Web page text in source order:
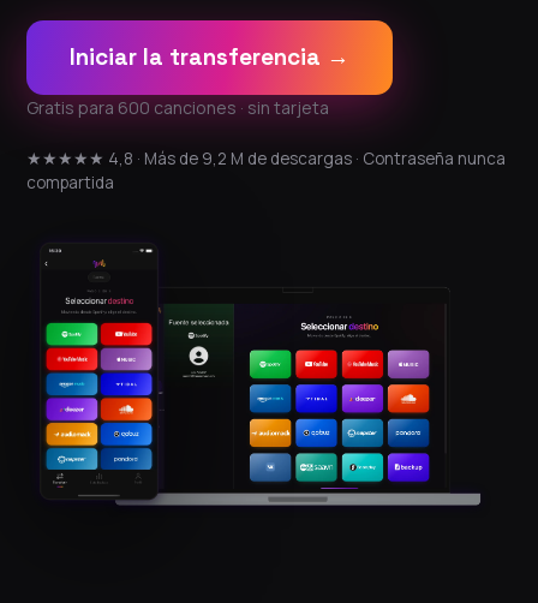
Iniciar la transferencia →
Gratis para 600 canciones · sin tarjeta
★★★★★ 4,8 · Más de 9,2 M de descargas · Contraseña nunca
compartida